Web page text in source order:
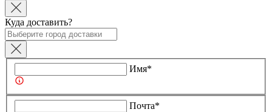
Куда доставить?
Имя*
Почта*